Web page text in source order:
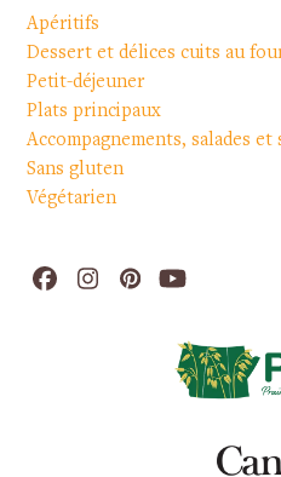
Apéritifs
Dessert et délices cuits au
Petit-déjeuner
Plats principaux
Accompagnements, salades et
Sans gluten
Végétarien
Facebook
Instagram
PinterestYouTube